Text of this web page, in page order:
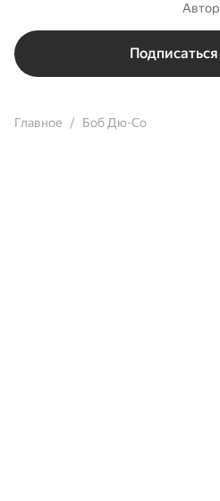
Автор
Подписаться
Главное Боб Дю-Со